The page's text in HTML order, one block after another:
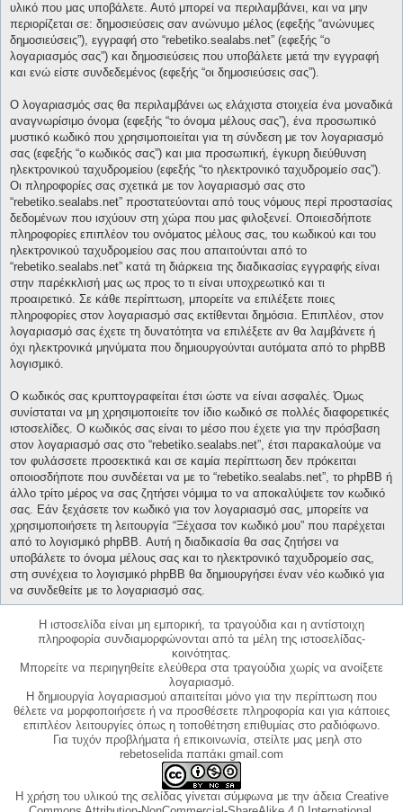
υλικό που μας υποβάλετε. Αυτό μπορεί να περιλαμβάνει, και να μην
περιορίζεται σε: δημοσιεύσεις σαν ανώνυμο μέλος (εφεξής “ανώνυμες
δημοσιεύσεις”), εγγραφή στο “rebetiko.sealabs.net” (εφεξής “ο
λογαριασμός σας”) και δημοσιεύσεις που υποβάλετε μετά την εγγραφή
και ενώ είστε συνδεδεμένος (εφεξής “οι δημοσιεύσεις σας”).
Ο λογαριασμός σας θα περιλαμβάνει ως ελάχιστα στοιχεία ένα μοναδικά
αναγνωρίσιμο όνομα (εφεξής “το όνομα μέλους σας”), ένα προσωπικό
μυστικό κωδικό που χρησιμοποιείται για τη σύνδεση με τον λογαριασμό
σας (εφεξής “ο κωδικός σας”) και μια προσωπική, έγκυρη διεύθυνση
ηλεκτρονικού ταχυδρομείου (εφεξής “το ηλεκτρονικό ταχυδρομείο σας”).
Οι πληροφορίες σας σχετικά με τον λογαριασμό σας στο
“rebetiko.sealabs.net” προστατεύονται από τους νόμους περί προστασίας
δεδομένων που ισχύουν στη χώρα που μας φιλοξενεί. Οποιεσδήποτε
πληροφορίες επιπλέον του ονόματος μέλους σας, του κωδικού και του
ηλεκτρονικού ταχυδρομείου σας που απαιτούνται από το
“rebetiko.sealabs.net” κατά τη διάρκεια της διαδικασίας εγγραφής είναι
στην παρέκκλισή μας ως προς το τι είναι υποχρεωτικό και τι
προαιρετικό. Σε κάθε περίπτωση, μπορείτε να επιλέξετε ποιες
πληροφορίες στον λογαριασμό σας εκτίθενται δημόσια. Επιπλέον, στον
λογαριασμό σας έχετε τη δυνατότητα να επιλέξετε αν θα λαμβάνετε ή
όχι ηλεκτρονικά μηνύματα που δημιουργούνται αυτόματα από το phpBB
λογισμικό.
Ο κωδικός σας κρυπτογραφείται έτσι ώστε να είναι ασφαλές. Όμως
συνίσταται να μη χρησιμοποιείτε τον ίδιο κωδικό σε πολλές διαφορετικές
ιστοσελίδες. Ο κωδικός σας είναι το μέσο που έχετε για την πρόσβαση
στον λογαριασμό σας στο “rebetiko.sealabs.net”, έτσι παρακαλούμε να
τον φυλάσσετε προσεκτικά και σε καμία περίπτωση δεν πρόκειται
οποιοσδήποτε που συνδέεται να με το “rebetiko.sealabs.net”, το phpBB ή
άλλο τρίτο μέρος να σας ζητήσει νόμιμα το να αποκαλύψετε τον κωδικό
σας. Εάν ξεχάσετε τον κωδικό για τον λογαριασμό σας, μπορείτε να
χρησιμοποιήσετε τη λειτουργία “Ξέχασα τον κωδικό μου” που παρέχεται
από το λογισμικό phpBB. Αυτή η διαδικασία θα σας ζητήσει να
υποβάλετε το όνομα μέλους σας και το ηλεκτρονικό ταχυδρομείο σας,
στη συνέχεια το λογισμικό phpBB θα δημιουργήσει έναν νέο κωδικό για
να συνδεθείτε με το λογαριασμό σας.
Η ιστοσελίδα είναι μη εμπορική, τα τραγούδια και η αντίστοιχη
πληροφορία συνδιαμορφώνονται από τα μέλη της ιστοσελίδας-
κοινότητας.
Μπορείτε να περιηγηθείτε ελεύθερα στα τραγούδια χωρίς να ανοίξετε
λογαριασμό.
Η δημιουργία λογαριασμού απαιτείται μόνο για την περίπτωση που
θέλετε να μορφοποιήσετε ή να προσθέσετε πληροφορία και για κάποιες
επιπλέον λειτουργίες όπως η τοποθέτηση επιθυμίας στο ραδιόφωνο.
Για τυχόν προβλήματα ή επικοινωνία, στείλτε μας μεηλ στο
rebetoselida παπάκι gmail.com
Η χρήση του υλικού της σελίδας γίνεται σύμφωνα με την άδεια Creative